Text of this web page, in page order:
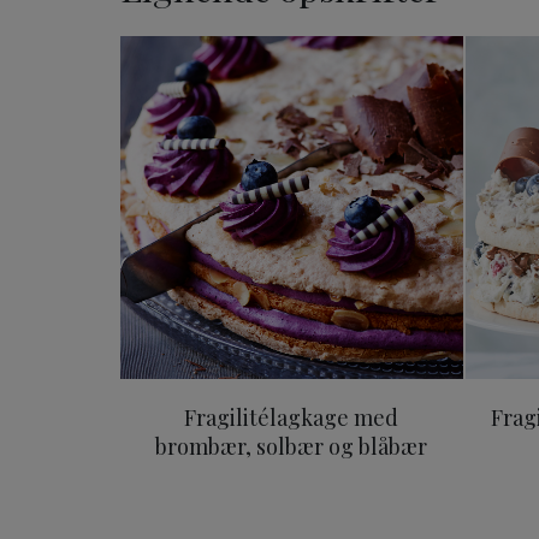
Fragilitélagkage med
brombær, solbær og blåbær
Fragilitélagkage med